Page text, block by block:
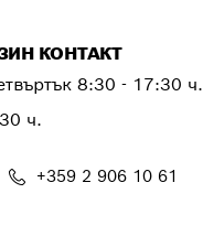
КОНТАКТ
8:30 - 17:30 ч.
ч.
+359 2 906 10 61